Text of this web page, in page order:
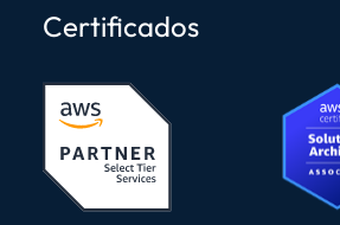
Certificados